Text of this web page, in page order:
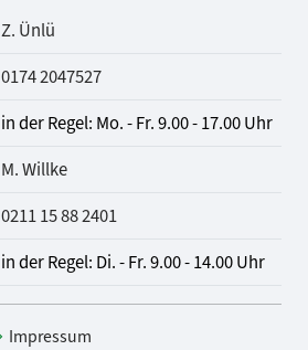
Z. Ünlü
0174 2047527
in der Regel: Mo. - Fr. 9.00 - 17.00 Uhr
M. Willke
0211 15 88 2401
in der Regel: Di. - Fr. 9.00 - 14.00 Uhr
Impressum